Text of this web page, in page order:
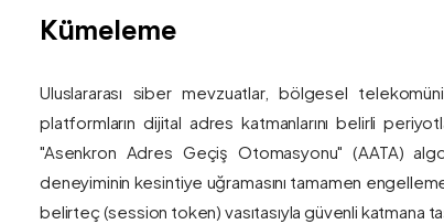
Kümeleme
Uluslararası siber mevzuatlar, bölgesel
platformların dijital adres katmanlarını belirli
"Asenkron Adres Geçiş Otomasyonu" (AATA)
deneyiminin kesintiye uğramasını tamamen
belirteç (session token) vasıtasıyla güvenli katmana